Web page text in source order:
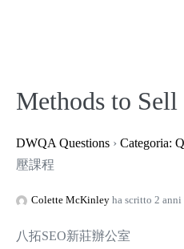
Methods to
DWQA Questions › Categoria:
壓課程
Colette McKinley ha scritto 2 anni
八拓SEO新莊辦公室